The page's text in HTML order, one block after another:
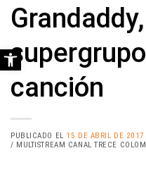
canción
PUBLICADO EL 15 DE ABRIL DE 2017
/ MULTISTREAM CANAL TRECE
Abrir barra de herramientas